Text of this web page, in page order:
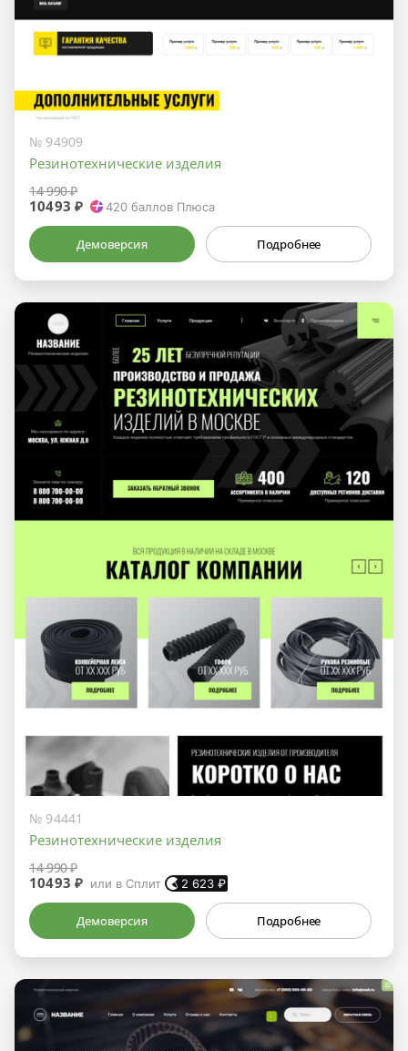
№ 94909
Резинотехнические изделия
14 990 ₽
10493 ₽ 420 баллов Плюса
Демоверсия Подробнее
№ 94441
Резинотехнические изделия
14 990 ₽
10493 ₽ или в Сплит 2 623 ₽
Демоверсия Подробнее